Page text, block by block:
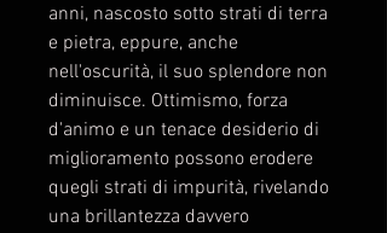
anni, nascosto sotto strati di terra
e pietra, eppure, anche
nell'oscurità, il suo splendore non
diminuisce. Ottimismo, forza
d'animo e un tenace desiderio di
miglioramento possono erodere
quegli strati di impurità, rivelando
una brillantezza davvero